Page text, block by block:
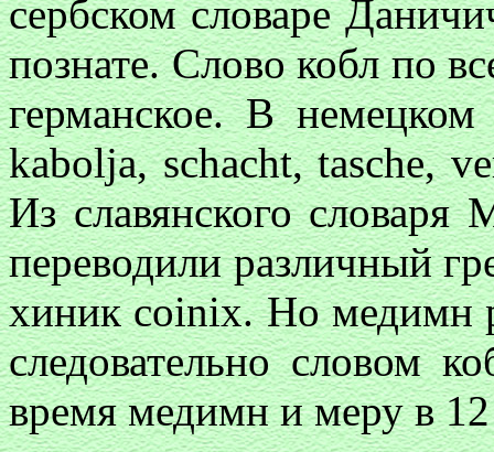
сербском словаре
познате. Слово кобл по
германское. В
kabolja, schacht, tasche,
Из славянского
переводили различный
хиникcoinix. Но медимн
следовательно словом
время медимн и меру в